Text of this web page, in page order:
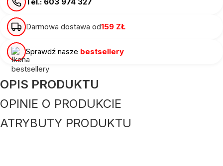
Darmowa dostawa od159 ZŁ
Sprawdź nasze bestsellery
OPIS PRODUKTU
OPINIE O PRODUKCIE
ATRYBUTY PRODUKTU